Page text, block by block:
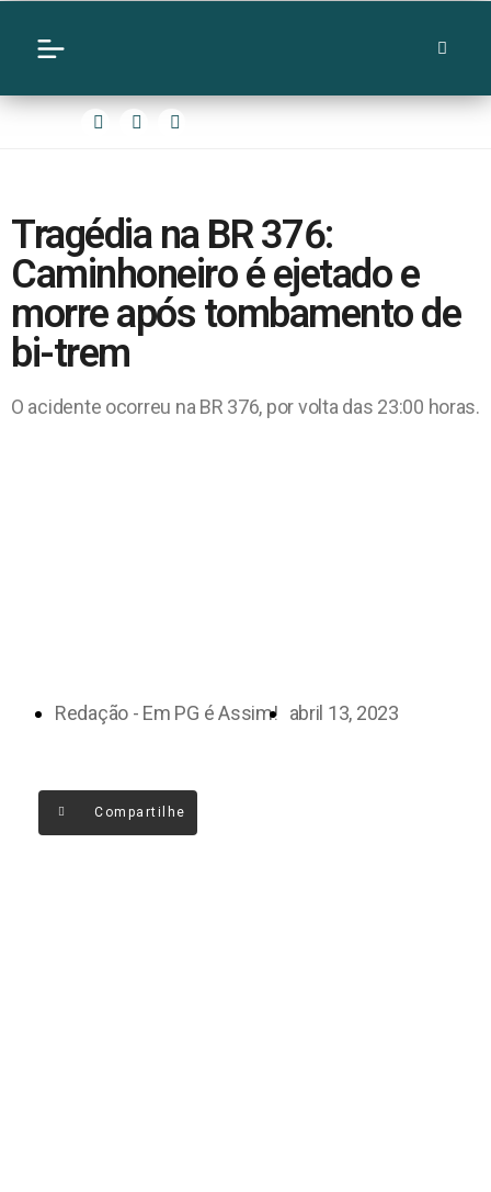
Tragédia na BR 376:
Caminhoneiro é ejetado e
morre após tombamento de
bi-trem
O acidente ocorreu na BR 376, por volta das 23:00 horas.
Redação - Em PG é Assim! abril 13, 2023
Compartilhe